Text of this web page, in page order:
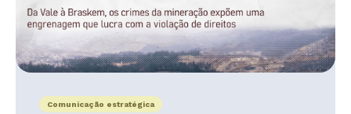
Comunicação estratégica